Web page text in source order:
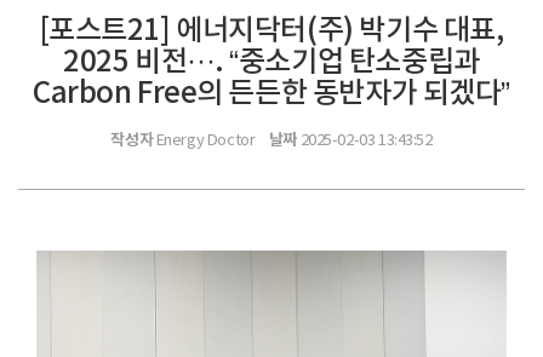
[포스트21] 에너지닥터(주) 박기수 대표,
2025 비전···. “중소기업 탄소중립과
Carbon Free의 든든한 동반자가 되겠다”
작성자Energy Doctor 날짜 2025-02-03 13:43:52